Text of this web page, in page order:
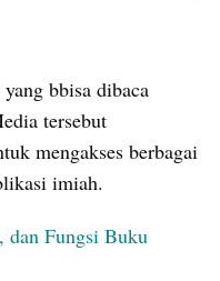
bbisa dibaca
tersebut
mengakses berbagai
imiah.
dan Fungsi Buku